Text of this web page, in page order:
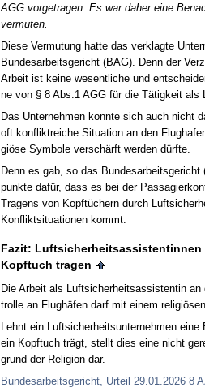
AGG vor­ge­tra­gen. Es war da­her ei­ne
ver­mu­ten.
Die­se Ver­mu­tung hat­te das ver­klag­te
Bun­des­ar­beits­ge­richt (BAG). Denn der
Ar­beit ist kei­ne we­sent­li­che und
ne von § 8 Abs.1 AGG für die Tätig­keit als
Das Un­ter­neh­men konn­te sich auch nicht
oft kon­flikt­rei­che Si­tua­ti­on an den
giöse Sym­bo­le verschärft wer­den dürf­te.
Denn es gab, so das
punk­te dafür, dass es bei der
Tra­gens von Kopftüchern durch
Kon­flikt­si­tua­tio­nen kommt.
Fa­zit:
Kopf­tuch tra­gen
Die Ar­beit als Luft­si­cher­heits­as­sis­ten­tin
trol­le an Flughäfen darf mit ei­nem
Lehnt ein Luft­si­cher­heits­un­ter­neh­men
ein Kopf­tuch trägt, stellt dies ei­ne nicht
grund der Re­li­gi­on dar.
Bun­des­ar­beits­ge­richt, Ur­teil 29.01.2026 8